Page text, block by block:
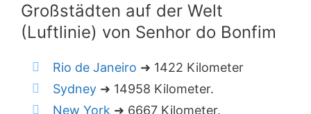
Großstädten auf der Welt
(Luftlinie) von Senhor do Bonfim
Rio de Janeiro ➜ 1422 Kilometer
Sydney ➜ 14958 Kilometer.
New York ➜ 6667 Kilometer.